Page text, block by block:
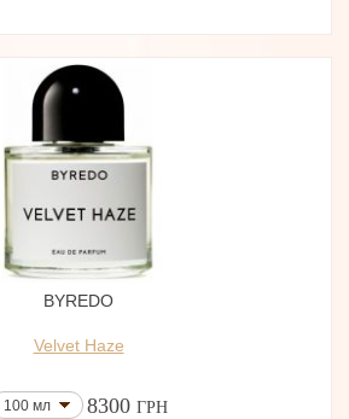
BYREDO
Velvet Haze
100 мл 8300 ГРН